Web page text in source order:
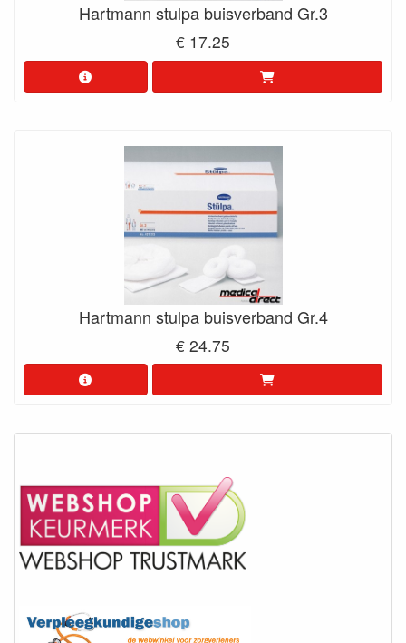
Hartmann stulpa buisverband Gr.3
€ 17.25
Hartmann stulpa buisverband Gr.4
€ 24.75